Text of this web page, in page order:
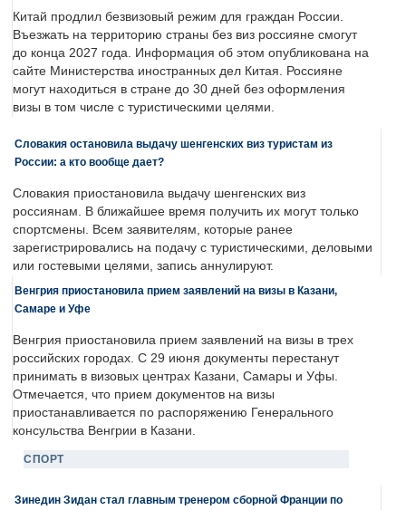
Китай продлил безвизовый режим для граждан России.
Въезжать на территорию страны без виз россияне смогут
до конца 2027 года. Информация об этом опубликована на
сайте Министерства иностранных дел Китая. Россияне
могут находиться в стране до 30 дней без оформления
визы в том числе с туристическими целями.
Словакия остановила выдачу шенгенских виз туристам из
России: а кто вообще дает?
Словакия приостановила выдачу шенгенских виз
россиянам. В ближайшее время получить их могут только
спортсмены. Всем заявителям, которые ранее
зарегистрировались на подачу с туристическими, деловыми
или гостевыми целями, запись аннулируют.
Венгрия приостановила прием заявлений на визы в Казани,
Самаре и Уфе
Венгрия приостановила прием заявлений на визы в трех
российских городах. С 29 июня документы перестанут
принимать в визовых центрах Казани, Самары и Уфы.
Отмечается, что прием документов на визы
приостанавливается по распоряжению Генерального
консульства Венгрии в Казани.
СПОРТ
Зинедин Зидан стал главным тренером сборной Франции по